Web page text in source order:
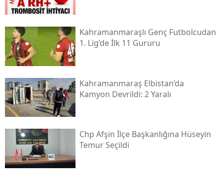
Kahramanmaraşlı Genç Futbolcudan
1. Lig’de İlk 11 Gururu
Kahramanmaraş Elbistan’da
Kamyon Devrildi: 2 Yaralı
Chp Afşin İlçe Başkanlığına Hüseyin
Temur Seçildi